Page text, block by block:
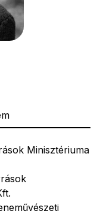
Minisztériuma